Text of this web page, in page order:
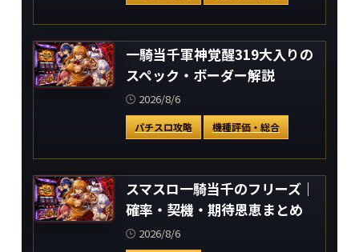
一騎当千軍神覚醒319大入りの
スペック・ボーダー解説
2026/8/6
パチスロ攻略 機種評価・総合
スマスロ一騎当千のフリーズ｜
確率・契機・期待恩恵まとめ
2026/8/6